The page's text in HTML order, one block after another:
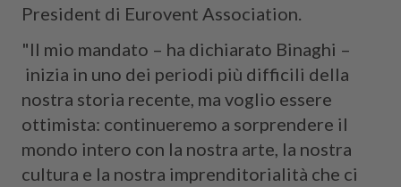
President di Eurovent Association.
"Il mio mandato – ha dichiarato Binaghi –
inizia in uno dei periodi più difficili della
nostra storia recente, ma voglio essere
ottimista: continueremo a sorprendere il
mondo intero con la nostra arte, la nostra
cultura e la nostra imprenditorialità che ci